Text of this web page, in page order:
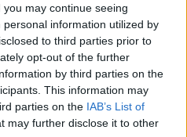
may continue seeing
information utilized by
to third parties prior to
opt-out of the further
by third parties on the
This information may
parties on the IAB’s List of
may further disclose it to other
Zoo Ostrava odchovává čtyři
mláďata vzácných oslů
onagerů. Jde o nejohroženější
poddruh divokého asijského
osla. V zahradě žije
nejpočetnější v Evropě.
Šárka Nováková. V přírodě se
tohoto kriticky ohroženého